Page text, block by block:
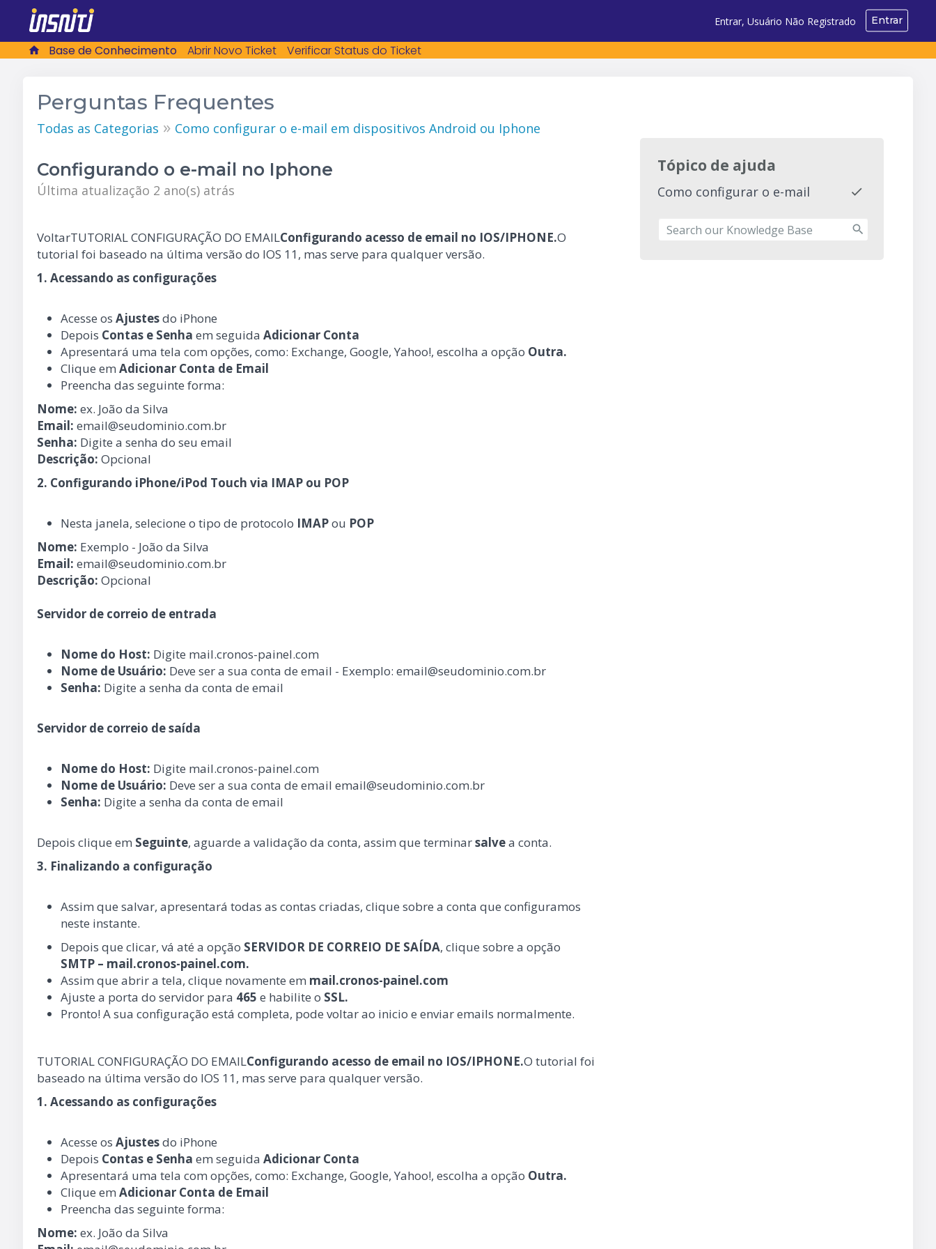
Entrar, Usuário Não Registrado Entrar
Base de Conhecimento Abrir Novo Ticket Verificar Status do Ticket
Perguntas Frequentes
Todas as Categorias » Como configurar o e-mail em dispositivos Android ou Iphone
Configurando o e-mail no Iphone
Última atualização 2 ano(s) atrás
VoltarTUTORIAL CONFIGURAÇÃO DO EMAILConfigurando acesso de email no IOS/IPHONE.O
tutorial foi baseado na última versão do IOS 11, mas serve para qualquer versão.
1. Acessando as configurações
Acesse osAjustesdo iPhone
Depois Contas e Senha em seguidaAdicionar Conta
Apresentará uma tela com opções, como: Exchange, Google, Yahoo!, escolha a opção Outra.
Clique emAdicionar Conta de Email
Preencha das seguinte forma:
Nome: ex. João da Silva
Email: email@seudominio.com.br
Senha: Digite a senha do seu email
Descrição: Opcional
2. Configurando iPhone/iPod Touch via IMAP ou POP
Nesta janela, selecione o tipo de protocolo IMAPou POP
Nome: Exemplo - João da Silva
Email: email@seudominio.com.br
Descrição: Opcional
Servidor de correio de entrada
Nome do Host: Digite mail.cronos-painel.com
Nome de Usuário: Deve ser a sua conta de email - Exemplo: email@seudominio.com.br
Senha: Digite a senha da conta de email
Servidor de correio de saída
Nome do Host: Digite mail.cronos-painel.com
Nome de Usuário: Deve ser a sua conta de email email@seudominio.com.br
Senha: Digite a senha da conta de email
Depois clique em Seguinte, aguarde a validação da conta, assim que terminarsalvea conta.
3. Finalizando a configuração
Assim que salvar, apresentará todas as contas criadas, clique sobre a conta que configuramos
neste instante.
Depois que clicar, vá até a opção SERVIDOR DE CORREIO DE SAÍDA, clique sobre a opção
SMTP – mail.cronos-painel.com.
Assim que abrir a tela, clique novamente em mail.cronos-painel.com
Ajuste a porta do servidor para 465 e habilite o SSL.
Pronto! A sua configuração está completa, pode voltar ao inicio e enviar emails normalmente.
TUTORIAL CONFIGURAÇÃO DO EMAILConfigurando acesso de email no IOS/IPHONE.O tutorial foi
baseado na última versão do IOS 11, mas serve para qualquer versão.
1. Acessando as configurações
Acesse osAjustesdo iPhone
Depois Contas e Senha em seguidaAdicionar Conta
Apresentará uma tela com opções, como: Exchange, Google, Yahoo!, escolha a opção Outra.
Clique emAdicionar Conta de Email
Preencha das seguinte forma:
Nome: ex. João da Silva
Tópico de ajuda
Como configurar o e-mail